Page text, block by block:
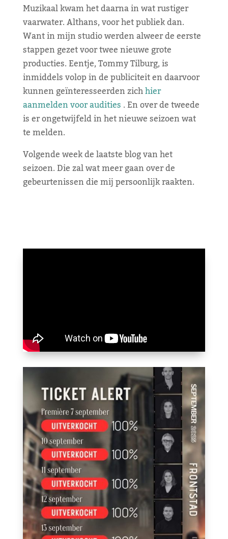
Muzikaal kwam het daarna in wat rustiger
vaarwater. Althans, voor het publiek dan.
Want in mijn studio werden alweer de eerste
stappen gezet voor twee nieuwe grote
producties. Eentje, Tommy Tilburg, is
inmiddels volop in de publiciteit en daarvoor
kunnen geïnteresseerden zichhier
aanmelden voor audities. En over de tweede
is er ongetwijfeld in het nieuwe seizoen wat
te melden.
Volgende week de laatste blog van het
seizoen. Die zal wat meer gaan over de
gebeurtenissen die mij persoonlijk raakten.